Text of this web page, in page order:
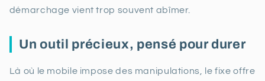
démarchage vient trop souvent abîmer.
Un outil précieux, pensé pour durer
Là où le mobile impose des manipulations, le fixe offre